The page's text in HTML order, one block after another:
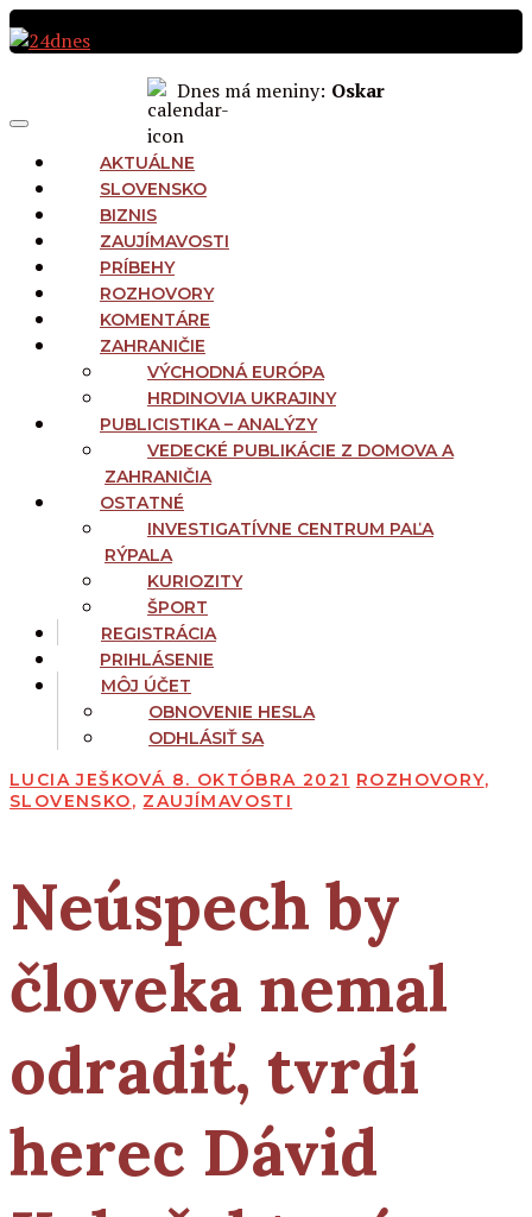
Preskočiť
na
Dnes má meniny: Oskar
Menu
AKTUÁLNE
SLOVENSKO
BIZNIS
ZAUJÍMAVOSTI
PRÍBEHY
ROZHOVORY
KOMENTÁRE
ZAHRANIČIE
VÝCHODNÁ EURÓPA
HRDINOVIA UKRAJINY
PUBLICISTIKA – ANALÝZY
VEDECKÉ PUBLIKÁCIE Z DOMOVA A
ZAHRANIČIA
OSTATNÉ
INVESTIGATÍVNE CENTRUM PAĽA
RÝPALA
KURIOZITY
ŠPORT
REGISTRÁCIA
PRIHLÁSENIE
MÔJ ÚČET
OBNOVENIE HESLA
ODHLÁSIŤ SA
LUCIA JEŠKOVÁ 8. OKTÓBRA 2021 ROZHOVORY,
SLOVENSKO, ZAUJÍMAVOSTI
Neúspech by
človeka nemal
odradiť, tvrdí
herec Dávid